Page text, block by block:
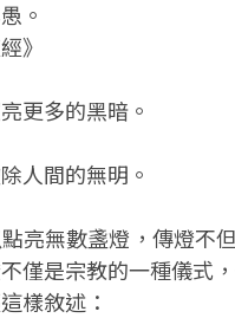
。
》
更多的黑暗。
人間的無明。
亮無數盞燈，傳燈不
僅是宗教的一種儀式
樣敘述：